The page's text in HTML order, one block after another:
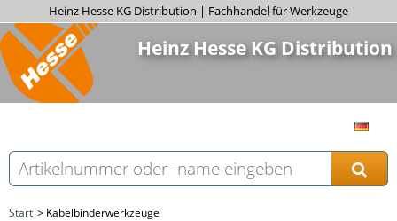
Heinz Hesse KG Distribution | Fachhandel für Werkzeuge
Heinz Hesse KG Distribution
Start Kabelbinderwerkzeuge